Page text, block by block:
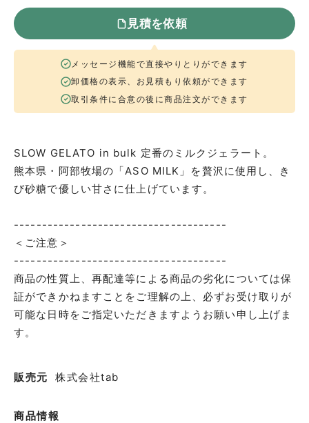
見積を依頼
メッセージ機能で直接やりとりができます
卸価格の表示、お見積もり依頼ができます
取引条件に合意の後に商品注文ができます
SLOW GELATO in bulk 定番のミルクジェラート。
熊本県・阿部牧場の「ASO MILK」を贅沢に使用し、き
び砂糖で優しい甘さに仕上げています。
--------------------------------------
＜ご注意＞
--------------------------------------
商品の性質上、再配達等による商品の劣化については保
証ができかねますことをご理解の上、必ずお受け取りが
可能な日時をご指定いただきますようお願い申し上げま
す。
販売元 株式会社tab
商品情報